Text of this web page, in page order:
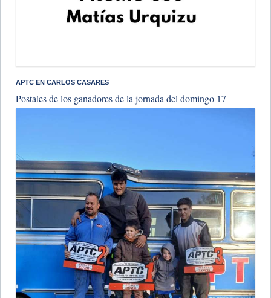
APTC EN CARLOS CASARES
Postales de los ganadores de la jornada del domingo 17